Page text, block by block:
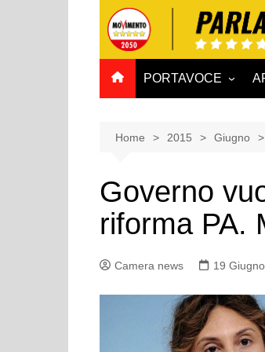
PORTAVOCE
SENATO
Home 2015 Giugno
Governo
riforma PA.
Camera news 19